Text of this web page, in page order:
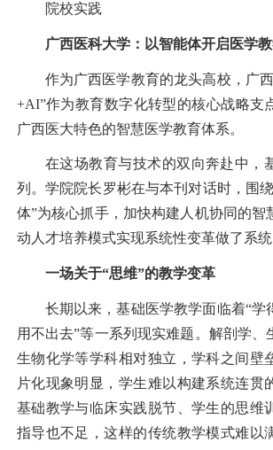
院校实践
广西医科大学：以智能体开启医学
作为广西医学教育的龙头高校，广
+AI”作为教育数字化转型的核心战略支
广西医大特色的智慧医学教育体系。
在这场教育与技术的双向奔赴中，
列。学院院长罗彬在与本刊对话时，围
体”为核心抓手，加快构建人机协同的智
动人才培养模式实现系统性变革做了系统
一场关于“思维”的教学变革
长期以来，基础医学教学面临着“学
用不出去”等一系列现实难题。解剖学、
生物化学等学科相对独立，学科之间壁
片化现象明显，学生难以构建系统连贯
基础教学与临床实践脱节、学生的思维
指导也不足，这样的传统教学模式难以